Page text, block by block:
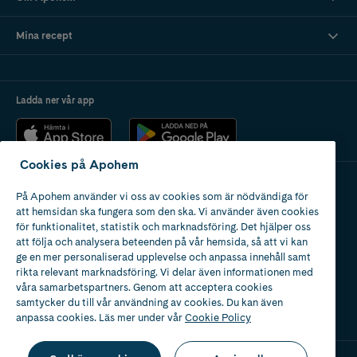
Gul döljer mörka ringar under ögonen och täcker blå eller lila vener
Mina recept
Ladda ner vår app
Apotek med tillstånd
av Läkemedelsverket
Cookies på Apohem
På Apohem använder vi oss av cookies som är nödvändiga för
att hemsidan ska fungera som den ska. Vi använder även cookies
för funktionalitet, statistik och marknadsföring. Det hjälper oss
att följa och analysera beteenden på vår hemsida, så att vi kan
ge en mer personaliserad upplevelse och anpassa innehåll samt
rikta relevant marknadsföring. Vi delar även informationen med
våra samarbetspartners. Genom att acceptera cookies
samtycker du till vår användning av cookies. Du kan även
anpassa cookies. Läs mer under vårCookie Policy